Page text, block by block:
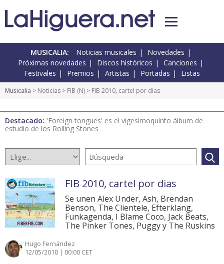
MUSICALIA: Noticias musicales
Novedades
Próximas novedades
Discos históricos
Canciones
Festivales
Premios Artistas Portadas Listas
Musicalia > Noticias > FIB (N) > FIB 2010, cartel por dias
Destacado: 'Foreign tongues' es el vigesimoquinto álbum de
estudio de los Rolling Stones
FIB 2010, cartel por dias
Se unen Alex Under, Ash, Brendan
Benson, The Clientele, Efterklang,
Funkagenda, I Blame Coco, Jack Beats,
The Pinker Tones, Puggy y The Ruskins
Hugo Fernández
12/05/2010 | 00:00 CET